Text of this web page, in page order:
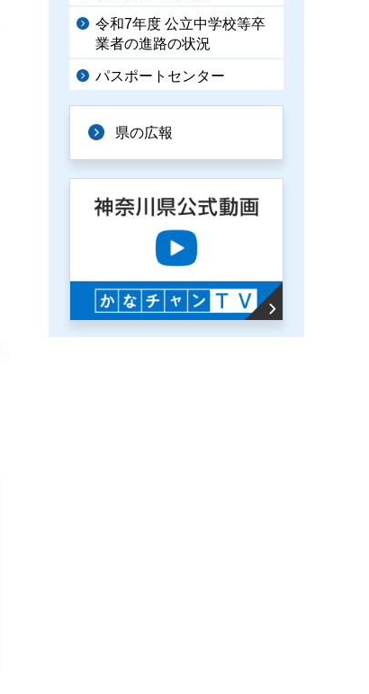
令和7年度 公立中学校等卒
業者の進路の状況
パスポートセンター
県の広報